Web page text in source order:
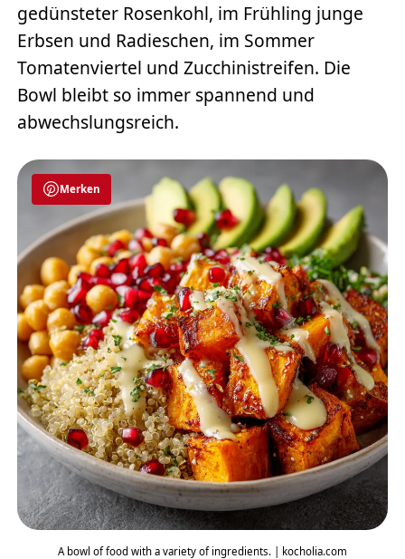
gedünsteter Rosenkohl, im Frühling junge
Erbsen und Radieschen, im Sommer
Tomatenviertel und Zucchinistreifen. Die
Bowl bleibt so immer spannend und
abwechslungsreich.
Merken
A bowl of food with a variety of ingredients. | kocholia.com